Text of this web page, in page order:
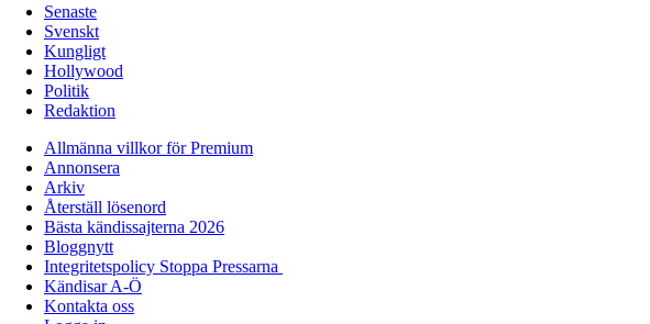
Senaste
Svenskt
Kungligt
Hollywood
Politik
Redaktion
Allmänna villkor för Premium
Annonsera
Arkiv
Återställ lösenord
Bästa kändissajterna 2026
Bloggnytt
Integritetspolicy Stoppa Pressarna
Kändisar A-Ö
Kontakta oss